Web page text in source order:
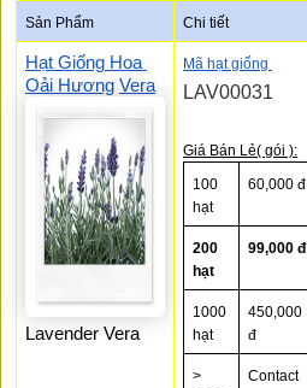
Sản Phẩm Chi tiết
Hạt Giống Hoa
Oải Hương Vera
Lavender Vera
Mã hạt giống
LAV00031
Giá Bán Lẻ( gói ):
100
hạt
60,000 đ
200
hạt
99,000 đ
1000
hạt
450,000
đ
>
Contact